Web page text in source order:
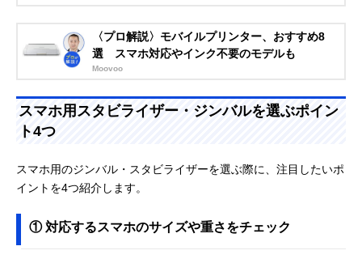
〈プロ解説〉モバイルプリンター、おすすめ8
選 スマホ対応やインク不要のモデルも
Moovoo
スマホ用スタビライザー・ジンバルを選ぶポイン
ト4つ
スマホ用のジンバル・スタビライザーを選ぶ際に、注目したいポ
イントを4つ紹介します。
① 対応するスマホのサイズや重さをチェック